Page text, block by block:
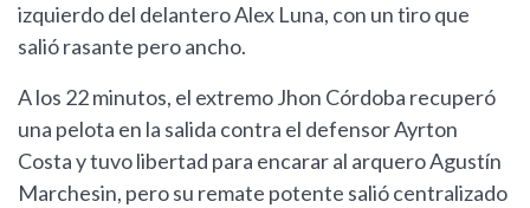
izquierdo del delantero Alex Luna, con un tiro que
salió rasante pero ancho.
A los 22 minutos, el extremo Jhon Córdoba recuperó
una pelota en la salida contra el defensor Ayrton
Costa y tuvo libertad para encarar al arquero Agustín
Marchesin, pero su remate potente salió centralizado